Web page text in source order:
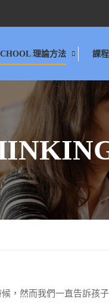
理論方法 課
，然而我們一直告訴